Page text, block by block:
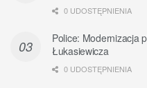
0 UDOSTĘPNIENIA
Police: Modernizacja
Łukasiewicza
0 UDOSTĘPNIENIA